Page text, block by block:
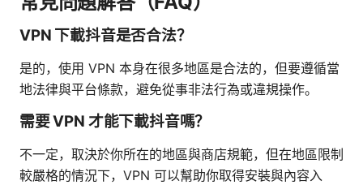
VPN 下載抖音是否合法？
是的，使用 VPN 本身在很多地區是合法的，但要遵循當
地法律與平台條款，避免從事非法行為或違規操作。
需要 VPN 才能下載抖音嗎？
不一定，取決於你所在的地區與商店規範，但在地區限制
較嚴格的情況下，VPN 可以幫助你取得安裝與內容入